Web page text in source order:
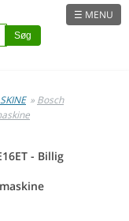
Søg
☰ MENU
» Bosch
- Billig